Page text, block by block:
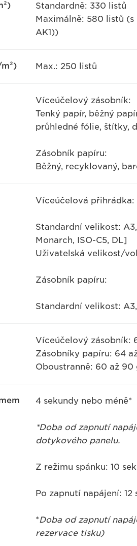
Standardně: 330 listů
Maximálně: 580 listů
AK1))
Max.: 250 listů
Víceúčelový zásobník:
Tenký papír, běžný
průhledné fólie, štítky,
Zásobník papíru:
Běžný, recyklovaný,
Víceúčelová přihrádka:
Standardní velikost:
Monarch, ISO-C5, DL]
Uživatelská velikost/
Zásobník papíru:
Standardní velikost:
Víceúčelový zásobník:
Zásobníky papíru: 64
Oboustranně: 60 až 90
4 sekundy nebo méně*
*Doba od zapnutí
dotykového panelu.
Z režimu spánku: 10
Po zapnutí napájení: 12
*Doba od zapnutí
rezervace tisku)